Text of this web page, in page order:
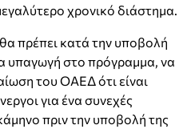
χρονικό διάστημα.
πρέπει κατά την υποβολή
υπαγωγή στο πρόγραμμα, να
του ΟΑΕΔ ότι είναι
για ένα συνεχές
πριν την υποβολή της